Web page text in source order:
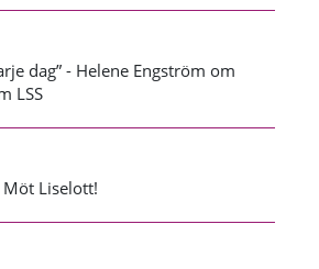
dag” - Helene Engström om
LSS
Liselott!